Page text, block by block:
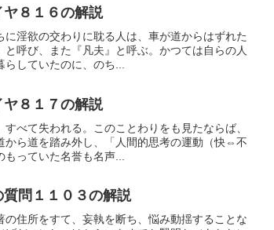
８１６の解説
淫欲の交わりに耽る人は、車が道からはずれた
呼び、また『凡夫』と呼ぶ。かつては自らの人
していたのに、のち...
８１７の解説
べて失われる。このことわりをも見たならば、
ら道を踏み外し、「人間的思考の運動（快⇔不
っていた名誉も名声...
問１１０３の解説
住所をすて、妄執を断ち、悩み動揺することな